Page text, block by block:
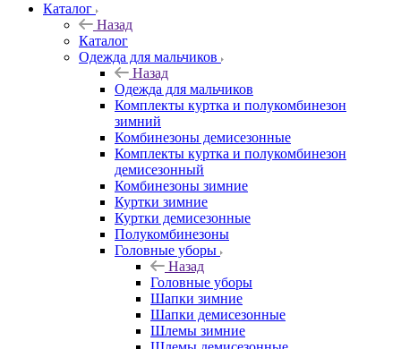
Каталог
Назад
Каталог
Одежда для мальчиков
Назад
Одежда для мальчиков
Комплекты куртка и полукомбинезон
зимний
Комбинезоны демисезонные
Комплекты куртка и полукомбинезон
демисезонный
Комбинезоны зимние
Куртки зимние
Куртки демисезонные
Полукомбинезоны
Головные уборы
Назад
Головные уборы
Шапки зимние
Шапки демисезонные
Шлемы зимние